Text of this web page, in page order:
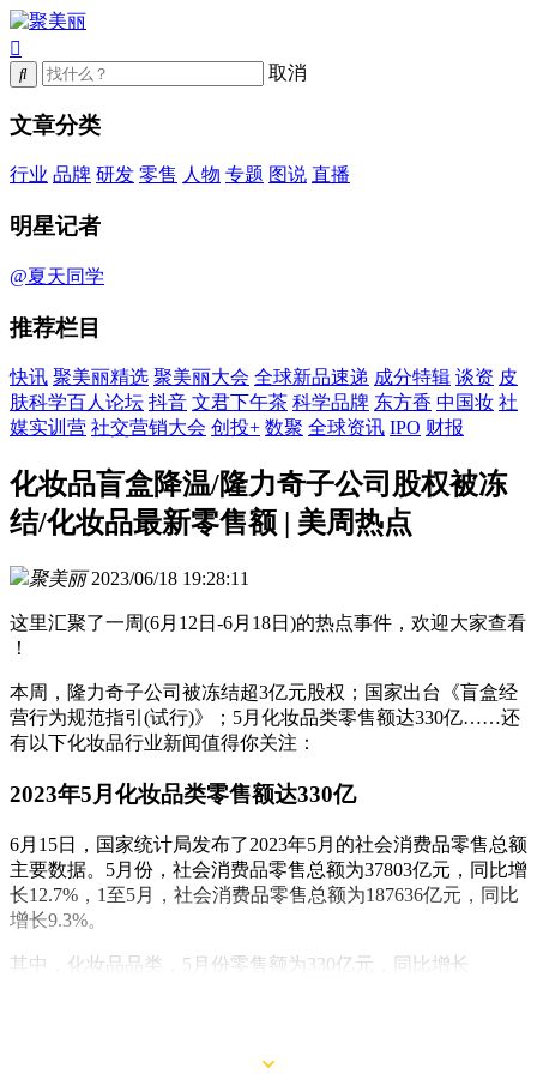
取消
文章分类
行业 品牌 研发 零售 人物 专题 图说 直播
明星记者
@夏天同学
推荐栏目
快讯 聚美丽精选 聚美丽大会 全球新品速递 成分特辑 谈资 皮
肤科学百人论坛 抖音 文君下午茶 科学品牌 东方香 中国妆 社
媒实训营 社交营销大会 创投+ 数聚 全球资讯 IPO 财报
化妆品盲盒降温/隆力奇子公司股权被冻
结/化妆品最新零售额 | 美周热点
聚美丽 2023/06/18 19:28:11
这里汇聚了一周(6月12日-6月18日)的热点事件，欢迎大家查看
！
本周，隆力奇子公司被冻结超3亿元股权；国家出台《盲盒经
营行为规范指引(试行)》；5月化妆品类零售额达330亿……还
有以下化妆品行业新闻值得你关注：
2023年5月化妆品类零售额达330亿
6月15日，国家统计局发布了2023年5月的社会消费品零售总额
主要数据。5月份，社会消费品零售总额为37803亿元，同比增
长12.7%，1至5月，社会消费品零售总额为187636亿元，同比
增长9.3%。
其中，化妆品品类，5月份零售额为330亿元，同比增长